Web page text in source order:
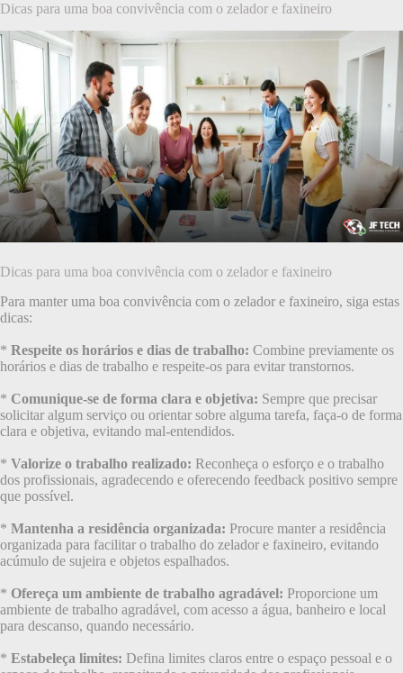
Dicas para uma boa convivência com o zelador e faxineiro
Dicas para uma boa convivência com o zelador e faxineiro
Para manter uma boa convivência com o zelador e faxineiro, siga estas
dicas:
* Respeite os horários e dias de trabalho: Combine previamente os
horários e dias de trabalho e respeite-os para evitar transtornos.
* Comunique-se de forma clara e objetiva: Sempre que precisar
solicitar algum serviço ou orientar sobre alguma tarefa, faça-o de forma
clara e objetiva, evitando mal-entendidos.
* Valorize o trabalho realizado: Reconheça o esforço e o trabalho
dos profissionais, agradecendo e oferecendo feedback positivo sempre
que possível.
* Mantenha a residência organizada: Procure manter a residência
organizada para facilitar o trabalho do zelador e faxineiro, evitando
acúmulo de sujeira e objetos espalhados.
* Ofereça um ambiente de trabalho agradável: Proporcione um
ambiente de trabalho agradável, com acesso a água, banheiro e local
para descanso, quando necessário.
* Estabeleça limites: Defina limites claros entre o espaço pessoal e o